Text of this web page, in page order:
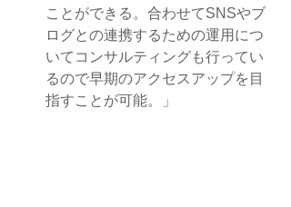
ことができる。合わせてSNSやブ
ログとの連携するための運用につ
いてコンサルティングも行ってい
るので早期のアクセスアップを目
指すことが可能。」